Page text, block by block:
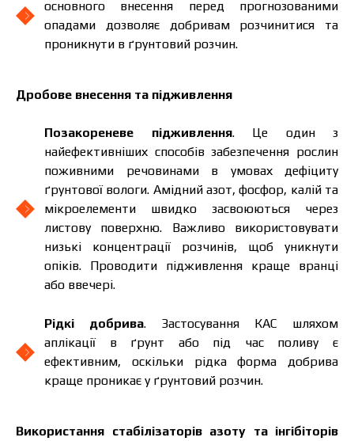
основного внесення перед прогнозованими
опадами дозволяє добривам розчинитися та
проникнути в ґрунтовий розчин.
Дробове внесення та підживлення
Позакореневе підживлення. Це один з
найефективніших способів забезпечення рослин
поживними речовинами в умовах дефіциту
ґрунтової вологи. Амідний азот, фосфор, калій та
мікроелементи швидко засвоюються через
листову поверхню. Важливо використовувати
низькі концентрації розчинів, щоб уникнути
опіків. Проводити підживлення краще вранці
або ввечері.
Рідкі добрива. Застосування КАС шляхом
аплікації в ґрунт або під час поливу є
ефективним, оскільки рідка форма добрива
краще проникає у ґрунтовий розчин.
Використання стабілізаторів азоту та інгібіторів
Ціна залежить від об’єму та регіону доставки.
Для прорахунку індивідуальної ціни заповніть
дані:
Замовити
Я ознайомився та приймаю політику
захисту персональних даних.
Я ознайомився та приймаю політику
Завантажити каталог